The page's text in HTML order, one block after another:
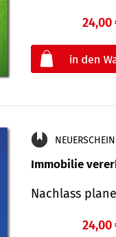
24,00
Immobilie
Nachlass
24,00